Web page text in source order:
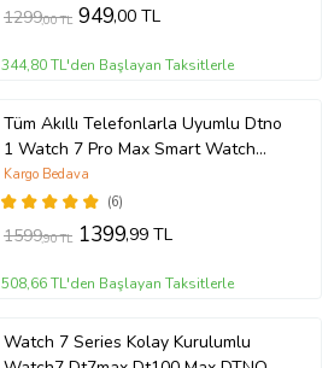
1299,00 TL 949,00 TL
344,80 TL'den Başlayan Taksitlerle
Tüm Akıllı Telefonlarla Uyumlu Dtno
1 Watch 7 Pro Max Smart Watch
Akıllı Saat + Tws Airpods 3.nesil
Bluetooth Kulaklık (Siyah)
(6)
Kargo Bedava
1599,90 TL 1399,99 TL
508,66 TL'den Başlayan Taksitlerle
Watch 7 Series Kolay Kurulumlu